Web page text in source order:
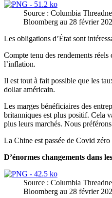
Source : Columbia
Bloomberg au 28 février
Les obligations d’État sont
Compte tenu des rendements
l’inflation.
Il est tout à fait possible que les
dollar américain.
Les marges bénéficiaires des
britanniques est plus positif. Cela
plus leurs marchés. Nous
La Chine est passée de Covid
D’énormes changements dans
Source : Columbia
Bloomberg au 28 février